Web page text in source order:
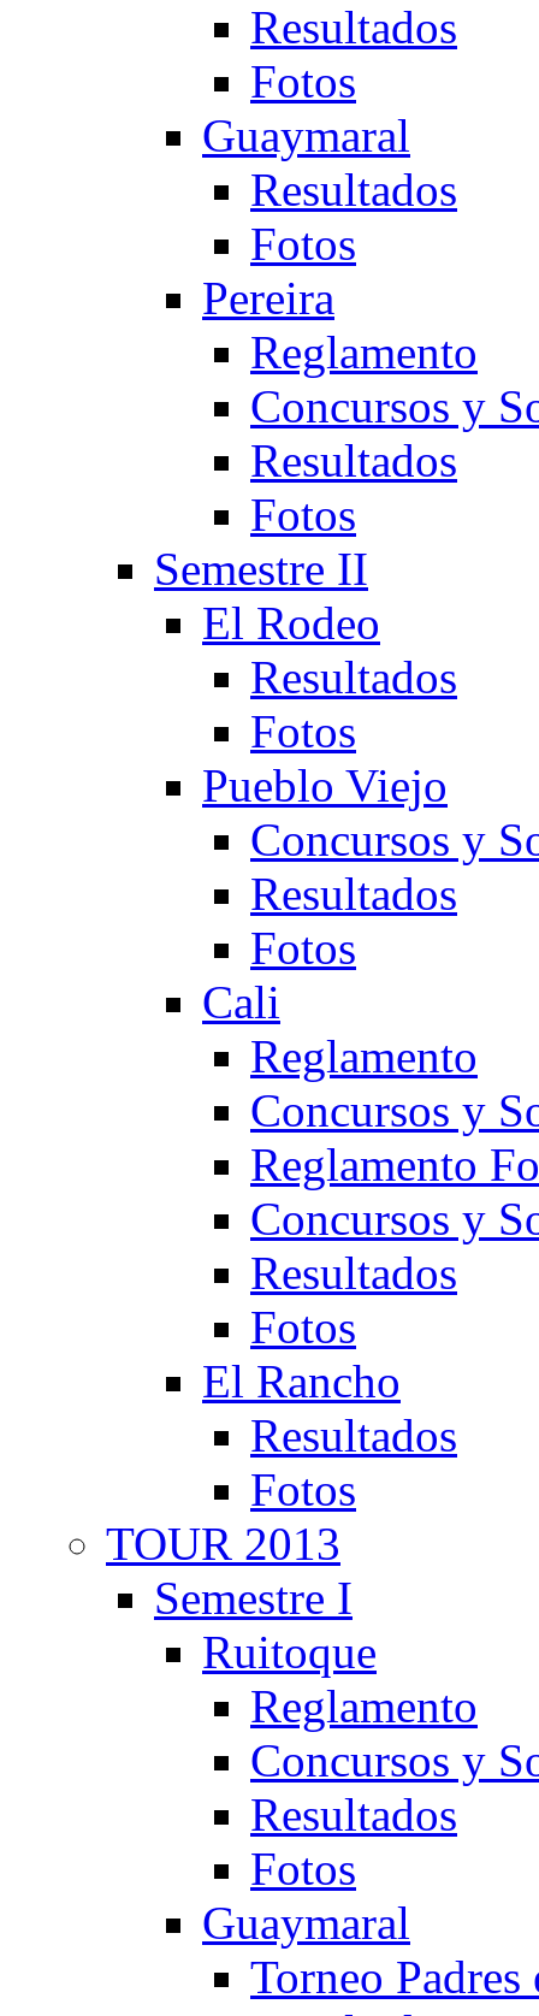
Resultados
Fotos
Guaymaral
Resultados
Fotos
Pereira
Reglamento
Concursos y
Resultados
Fotos
Semestre II
El Rodeo
Resultados
Fotos
Pueblo Viejo
Concursos y
Resultados
Fotos
Cali
Reglamento
Concursos y
Reglamento
Concursos y
Resultados
Fotos
El Rancho
Resultados
Fotos
TOUR 2013
Semestre I
Ruitoque
Reglamento
Concursos y
Resultados
Fotos
Guaymaral
Torneo